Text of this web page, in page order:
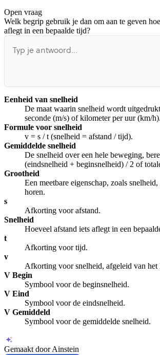
De uitleg gaat te langzaam
Afspelen werkte niet
Open vraag
Welk begrip gebruik je dan om aan te geven
aflegt in een bepaalde tijd?
Eenheid van snelheid
De maat waarin snelheid wordt
seconde (m/s) of kilometer per uur (km/h).
Formule voor snelheid
v = s / t (snelheid = afstand / tijd).
Gemiddelde snelheid
De snelheid over een hele beweging,
(eindsnelheid + beginsnelheid) / 2 of
Grootheid
Een meetbare eigenschap, zoals
horen.
s
Afkorting voor afstand.
Snelheid
Hoeveel afstand iets aflegt in een
t
Afkorting voor tijd.
v
Afkorting voor snelheid, afgeleid van het
V Begin
Symbool voor de beginsnelheid.
V Eind
Symbool voor de eindsnelheid.
V Gemiddeld
Symbool voor de gemiddelde snelheid.
Gemaakt door Ainstein